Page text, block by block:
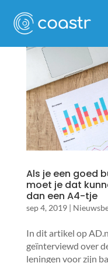
Als je een goed
moet je dat
dan een A4-tje
sep 4, 2019|
In dit artikel op
geïnterviewd over
leningen voor zijn